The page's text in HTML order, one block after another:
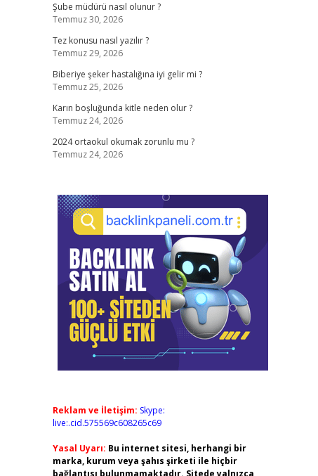
Şube müdürü nasıl olunur ?
Temmuz 30, 2026
Tez konusu nasıl yazılır ?
Temmuz 29, 2026
Biberiye şeker hastalığına iyi gelir mi ?
Temmuz 25, 2026
Karın boşluğunda kitle neden olur ?
Temmuz 24, 2026
2024 ortaokul okumak zorunlu mu ?
Temmuz 24, 2026
Reklam ve İletişim: Skype:
live:.cid.575569c608265c69
Yasal Uyarı: Bu internet sitesi, herhangi bir
marka, kurum veya şahıs şirketi ile hiçbir
bağlantısı bulunmamaktadır. Sitede yalnızca